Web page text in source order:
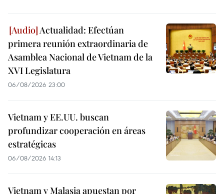
Actualidad: Efectúan
primera reunión extraordinaria de
Asamblea Nacional de Vietnam de la
XVI Legislatura
06/08/2026 23:00
Vietnam y EE.UU. buscan
profundizar cooperación en áreas
estratégicas
06/08/2026 14:13
Vietnam y Malasia apuestan por